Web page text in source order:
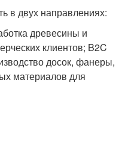
в двух направлениях:
древесины и
клиентов; B2C
досок, фанеры,
материалов для